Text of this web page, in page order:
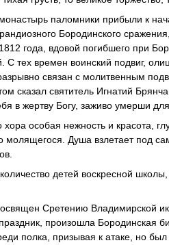
паломники прибыли к
Бородинского
года, вдовой погибшего при
С тех времен воинский подвиг,
связан с молитвенным
сказал святитель Игнатий
в жертву Богу, заживо умерши
хора особая нежность и красота,
молящегося. Душа взлетает под
детей воскресной
Сретению Владимирской
праздник, произошла Бородинская
полка, призывая к атаке, но